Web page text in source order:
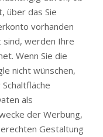
über das Sie
vorhanden
sind, werden Ihre
Wenn Sie die
nicht wünschen,
als
der Werbung,
Gestaltung